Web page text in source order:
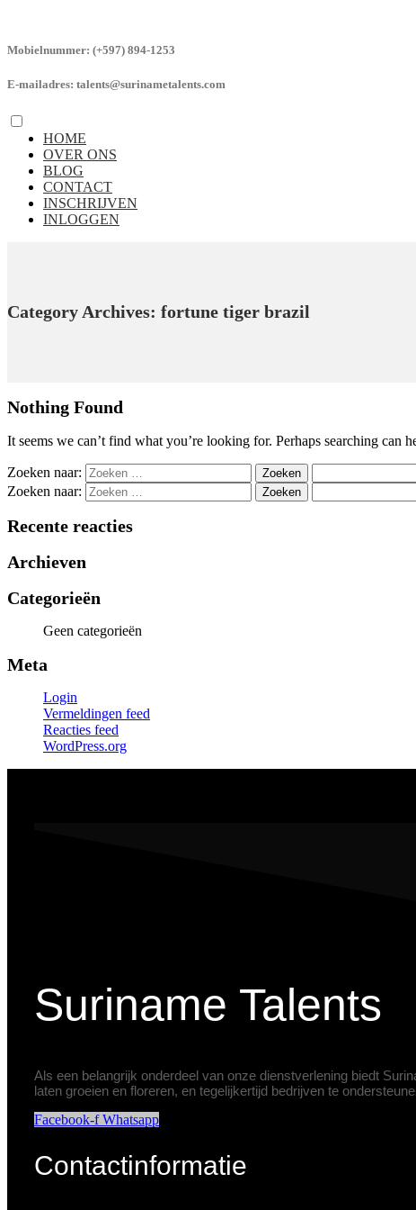
Mobielnummer: (+597) 894-1253
E-mailadres: talents@surinametalents.com
HOME
OVER ONS
BLOG
CONTACT
INSCHRIJVEN
INLOGGEN
Category Archives: fortune tiger brazil
Nothing Found
It seems we can’t find what you’re looking for. Perhaps searching can
Zoeken naar:
Zoeken naar:
Recente reacties
Archieven
Categorieën
Geen categorieën
Meta
Login
Vermeldingen feed
Reacties feed
WordPress.org
Suriname Talents
Als een belangrijk onderdeel van onze dienstverlening biedt
laten groeien en floreren, en tegelijkertijd bedrijven te
Facebook-f Whatsapp
Contactinformatie